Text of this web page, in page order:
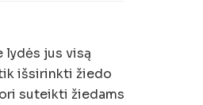
lydės jus visą
išsirinkti žiedo
suteikti žiedams